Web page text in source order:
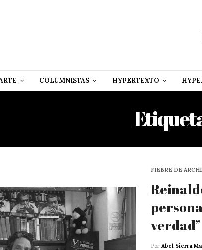
COLUMNISTAS HYPERTEXTO
FIEBRE DE
verdad”
Por Abel Sierra